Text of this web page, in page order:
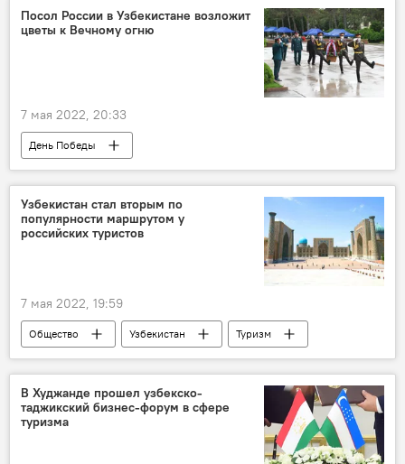
Посол России в Узбекистане возложит
цветы к Вечному огню
7 мая 2022, 20:33
День Победы
Посольство России в Узбекистане
День Памяти и Почестей
Узбекистан стал вторым по
популярности маршрутом у
российских туристов
7 мая 2022, 19:59
Общество Узбекистан Туризм
В Худжанде прошел узбекско-
таджикский бизнес-форум в сфере
туризма